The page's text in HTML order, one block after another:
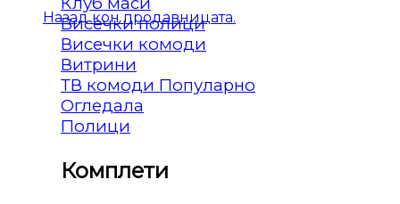
Назад кон продавницата.
Висечки полици
Висечки комоди
Витрини
ТВ комоди
Огледала
Полици
Комплети